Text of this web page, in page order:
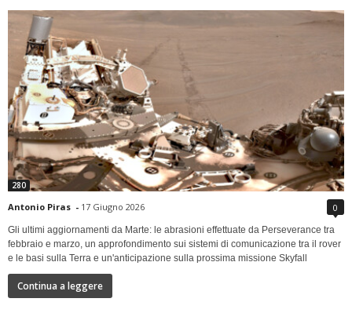
280
Antonio Piras - 17 Giugno 2026 0
Gli ultimi aggiornamenti da Marte: le abrasioni effettuate da Perseverance tra
febbraio e marzo, un approfondimento sui sistemi di comunicazione tra il rover
e le basi sulla Terra e un'anticipazione sulla prossima missione Skyfall
Continua a leggere